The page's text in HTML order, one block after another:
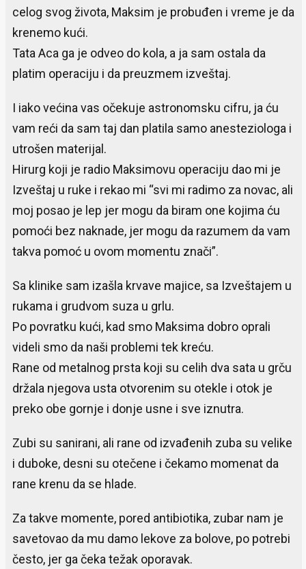
celog svog života, Maksim je probuđen i vreme je da
krenemo kući.
Tata Aca ga je odveo do kola, a ja sam ostala da
platim operaciju i da preuzmem izveštaj.
I iako većina vas očekuje astronomsku cifru, ja ću
vam reći da sam taj dan platila samo anesteziologa i
utrošen materijal.
Hirurg koji je radio Maksimovu operaciju dao mi je
Izveštaj u ruke i rekao mi “svi mi radimo za novac, ali
moj posao je lep jer mogu da biram one kojima ću
pomoći bez naknade, jer mogu da razumem da vam
takva pomoć u ovom momentu znači”.
Sa klinike sam izašla krvave majice, sa Izveštajem u
rukama i grudvom suza u grlu.
Po povratku kući, kad smo Maksima dobro oprali
videli smo da naši problemi tek kreću.
Rane od metalnog prsta koji su celih dva sata u grču
držala njegova usta otvorenim su otekle i otok je
preko obe gornje i donje usne i sve iznutra.
Zubi su sanirani, ali rane od izvađenih zuba su velike
i duboke, desni su otečene i čekamo momenat da
rane krenu da se hlade.
Za takve momente, pored antibiotika, zubar nam je
savetovao da mu damo lekove za bolove, po potrebi
često, jer ga čeka težak oporavak.